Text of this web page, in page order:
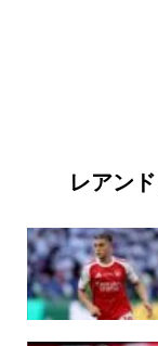
レアン